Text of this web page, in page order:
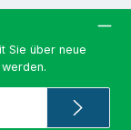
Sie über neue